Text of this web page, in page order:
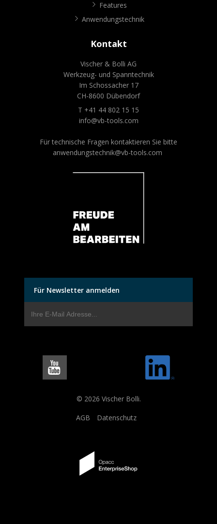
Features
Anwendungstechnik
Kontakt
Vischer & Bolli AG
Werkzeug- und Spanntechnik
Im Schossacher 17
CH-8600 Dübendorf
T +41 44 802 15 15
info@vb-tools.com
Für technische Fragen kontaktieren Sie bitte
anwendungstechnik@vb-tools.com
Für Newsletter anmelden
© 2026 Vischer Bolli.
AGB Datenschutz